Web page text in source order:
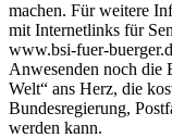
machen. Für weitere
mit Internetlinks für
www.bsi-fuer-
Anwesenden noch die
Welt“ ans Herz, die
Bundesregierung,
werden kann.